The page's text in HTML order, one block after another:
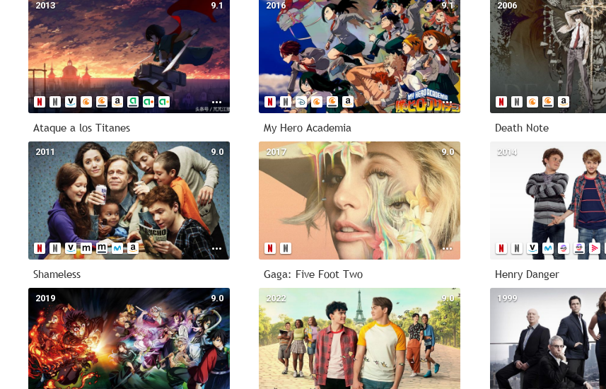
9.1
2013
Ataque a los Titanes
9.1
2016
My Hero Academia
2006
Death Note
9.0
2011
Shameless
9.0
2017
Gaga: Five Foot Two
2014
Henry Danger
9.0
2019 9.0
2022 1999